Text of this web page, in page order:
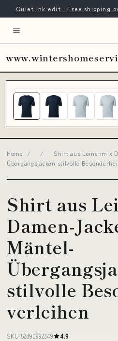
Quiet ink edit · Free shipping
Home / /
Shirt aus Leinenmix
Übergangsjacken stilvolle
Shirt aus
Damen-
Mäntel-
stilvolle
verleihen
SKU 52890992349 4.9